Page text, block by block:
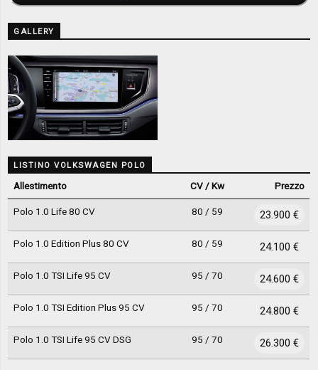
GALLERY
LISTINO VOLKSWAGEN POLO
Allestimento CV / Kw Prezzo
Polo 1.0 Life 80 CV 80 / 59 23.900 €
Polo 1.0 Edition Plus 80 CV 80 / 59 24.100 €
Polo 1.0 TSI Life 95 CV 95 / 70 24.600 €
Polo 1.0 TSI Edition Plus 95 CV 95 / 70 24.800 €
Polo 1.0 TSI Life 95 CV DSG 95 / 70 26.300 €